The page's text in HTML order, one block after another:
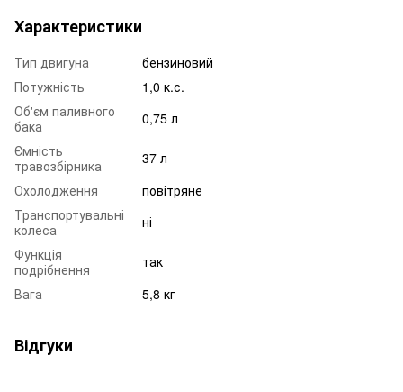
Характеристики
Тип двигуна
бензиновий
Потужність
1,0 к.с.
Об'єм паливного
бака
0,75 л
Ємність
травозбірника
37 л
Охолодження
повітряне
Транспортувальні
колеса
ні
Функція
подрібнення
так
Вага
5,8 кг
Відгуки